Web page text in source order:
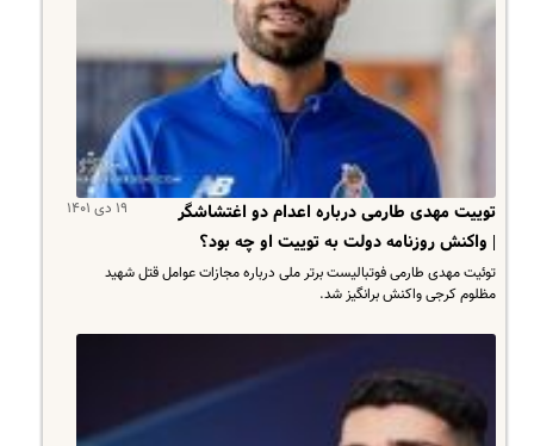
۱۹ دی ۱۴۰۱
توییت مهدی طارمی درباره اعدام دو اغتشاشگر
| واکنش روزنامه دولت به توییت او چه بود؟
توئیت مهدی طارمی فوتبالیست برتر ملی درباره مجازات عوامل قتل شهید
مظلوم کرجی واکنش برانگیز شد.